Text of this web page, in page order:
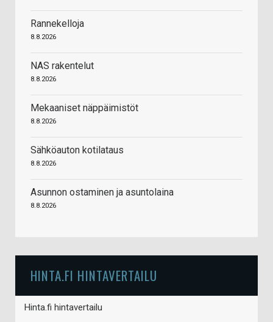
Rannekelloja
8.8.2026
NAS rakentelut
8.8.2026
Mekaaniset näppäimistöt
8.8.2026
Sähköauton kotilataus
8.8.2026
Asunnon ostaminen ja asuntolaina
8.8.2026
HINTA.FI HINTAVERTAILU
Hinta.fi hintavertailu